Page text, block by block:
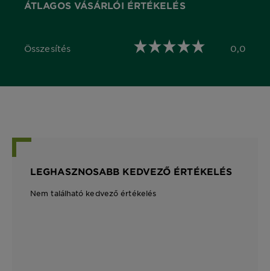
ÁTLAGOS VÁSÁRLÓI ÉRTÉKELÉS
Összesítés
0,0 out of 5 stars 0,0
LEGHASZNOSABB KEDVEZŐ ÉRTÉKELÉS
Nem található kedvező értékelés